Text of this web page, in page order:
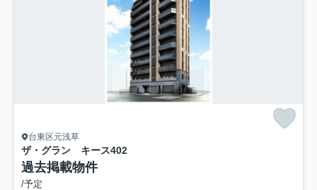
台東区元浅草
ザ・グラン キース402
過去掲載物件
/予定